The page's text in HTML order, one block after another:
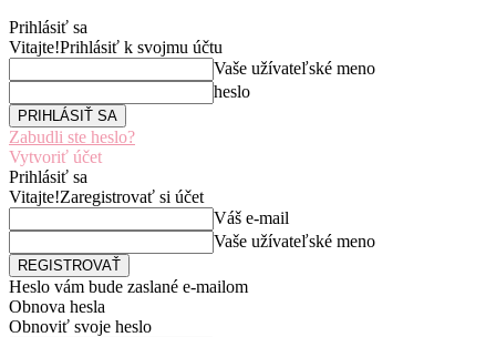
Prihlásiť sa
Vitajte!Prihlásiť k svojmu účtu
Vaše užívateľské meno
heslo
Zabudli ste heslo?
Vytvoriť účet
Prihlásiť sa
Vitajte!Zaregistrovať si účet
Váš e-mail
Vaše užívateľské meno
Heslo vám bude zaslané e-mailom
Obnova hesla
Obnoviť svoje heslo